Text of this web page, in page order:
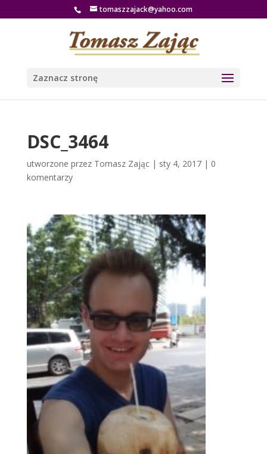
tomaszzajack@yahoo.com
Zaznacz stronę
DSC_3464
utworzone przez Tomasz Zając| sty 4, 2017| 0
komentarzy